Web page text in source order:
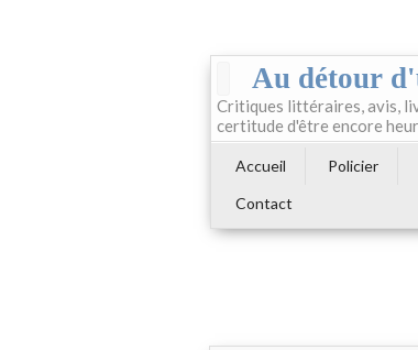
Au détour
Critiques littéraires, avis,
certitude d'être encore
Accueil Policier
Contact